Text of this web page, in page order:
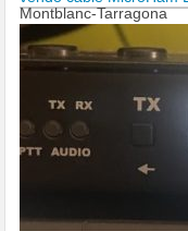
Montblanc-Tarragona